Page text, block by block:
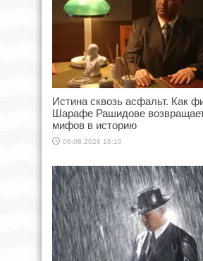
Истина сквозь асфальт. Как
Шарафе Рашидове
мифов в историю
06.08.2026 16:10